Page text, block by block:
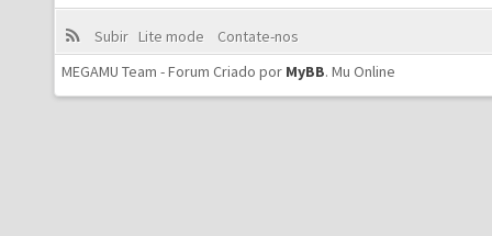
Subir Lite mode
Contate-nos
MEGAMU Team - Forum Criado por MyBB. Mu Online